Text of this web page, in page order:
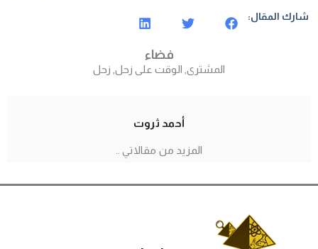
شارك المقال:
فضاء
المشترى الوقت على زحل زحل
أحمد ثروت
المزيد من مقالاتي ..